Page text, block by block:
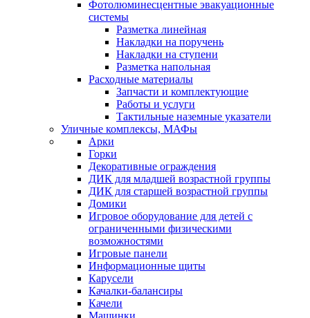
Фотолюминесцентные эвакуационные
системы
Разметка линейная
Накладки на поручень
Накладки на ступени
Разметка напольная
Расходные материалы
Запчасти и комплектующие
Работы и услуги
Тактильные наземные указатели
Уличные комплексы, МАФы
Арки
Горки
Декоративные ограждения
ДИК для младшей возрастной группы
ДИК для старшей возрастной группы
Домики
Игровое оборудование для детей с
ограниченными физическими
возможностями
Игровые панели
Информационные щиты
Карусели
Качалки-балансиры
Качели